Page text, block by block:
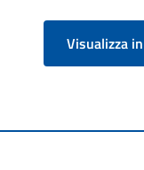
Visualizza